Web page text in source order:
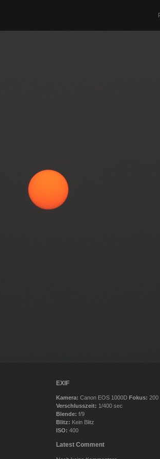
EXIF
Kamera: Canon EOS 1000D Fokus: 200
Verschlusszeit: 1/400 sec
Blende: f/9
Blitz: Kein Blitz
ISO: 400
Latest Comment